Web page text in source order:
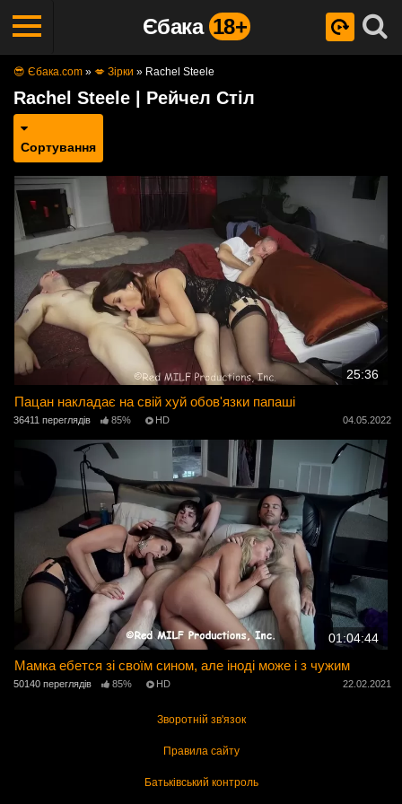
Єбака 18+
😎 Єбака.com » 💋 Зірки » Rachel Steele
Rachel Steele | Рейчел Стіл
Сортування
25:36
Пацан накладає на свій хуй обов'язки папаші
36411 переглядів 85% HD 04.05.2022
01:04:44
Мамка ебется зі своїм сином, але іноді може і з чужим
50140 переглядів 85% HD 22.02.2021
Зворотній зв'язок
Правила сайту
Батьківський контроль